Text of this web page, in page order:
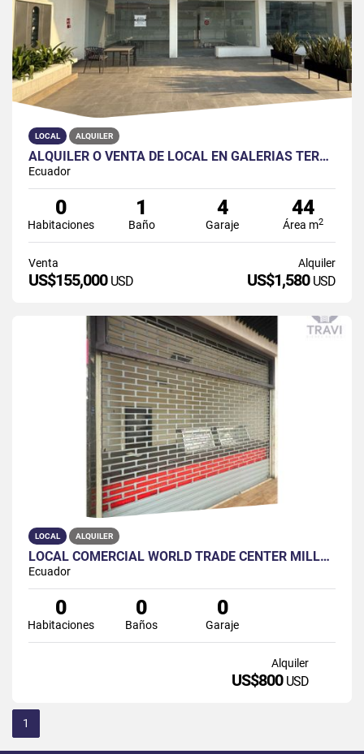
LOCAL ALQUILER
ALQUILER O VENTA DE LOCAL EN GALERIAS TERRASNOSTRA
Ecuador
0
Habitaciones
1
Baño
4
Garaje
44
Área m2
Venta
US$155,000 USD
Alquiler
US$1,580 USD
LOCAL ALQUILER
LOCAL COMERCIAL WORLD TRADE CENTER MILLENIUM GALERY
Ecuador
0
Habitaciones
0
Baños
0
Garaje
Alquiler
US$800 USD
1